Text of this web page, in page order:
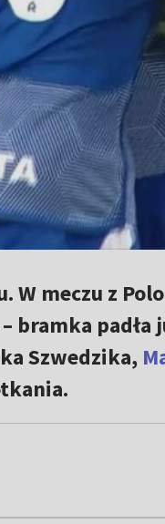
W meczu z
bramka padła
Szwedzika,